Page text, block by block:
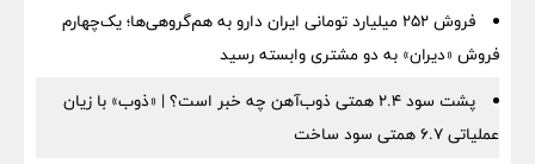
فروش ۲۵۲ میلیارد تومانی ایران دارو به هم‌گروهی‌ها؛ یک‌چهارم
فروش «دیران» به دو مشتری وابسته رسید
پشت سود ۲.۴ همتی ذوب‌آهن چه خبر است؟ | «ذوب» با زیان
عملیاتی ۶.۷ همتی سود ساخت